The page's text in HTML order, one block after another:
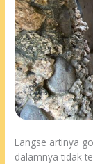
Langse artinya
dalamnya tidak